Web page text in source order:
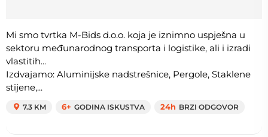
Mi smo tvrtka M-Bids d.o.o. koja je iznimno uspješna u
sektoru međunarodnog transporta i logistike, ali i izradi
vlastitih...
Izdvajamo: Aluminijske nadstrešnice, Pergole, Staklene
stijene,...
7.3 KM 6+ GODINA ISKUSTVA 24h BRZI ODGOVOR